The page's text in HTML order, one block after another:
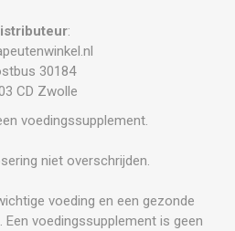
:
30184
CD Zwolle
voedingssupplement.
niet overschrijden.
voeding en een gezonde
Een voedingssupplement is geen